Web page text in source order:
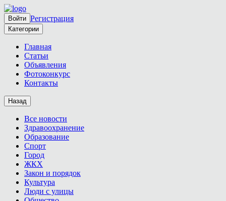
Войти Регистрация
Категории
Главная
Статьи
Объявления
Фотоконкурс
Контакты
Назад
Все новости
Здравоохранение
Образование
Спорт
Город
ЖКХ
Закон и порядок
Культура
Люди с улицы